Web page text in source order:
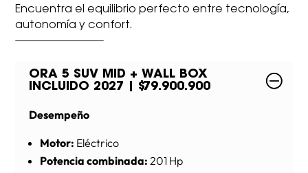
Encuentra el equilibrio perfecto entre tecnología,
autonomía y confort.
ORA 5 SUV MID + WALL BOX
INCLUIDO 2027 | $79.900.900
Desempeño
Motor: Eléctrico
Potencia combinada: 201 Hp